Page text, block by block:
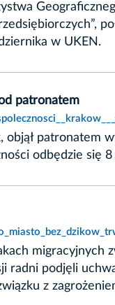
w UKEN.
patronatem
patronatem
odbędzie
migracyjnych
podjęli
z